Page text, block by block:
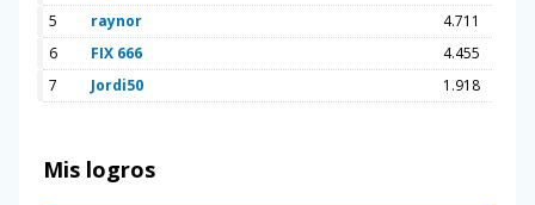
5
raynor
4.711
6
FIX 666
4.455
7
Jordi50 1.918
Mis logros